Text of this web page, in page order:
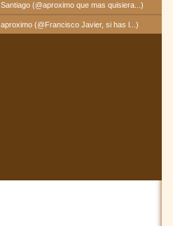
Santiago (@aproximo que mas quisiera...)
aproximo (@Francisco Javier, si has l...)